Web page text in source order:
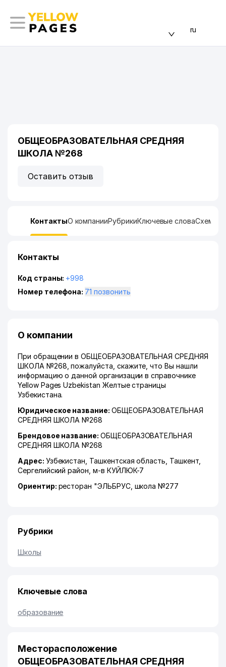
ru
ОБЩЕОБРАЗОВАТЕЛЬНАЯ СРЕДНЯЯ
ШКОЛА №268
Оставить отзыв
КонтактыО компанииРубрикиКлючевые словаСхема
Контакты
Код страны: +998
Номер телефона:
71 позвонить
О компании
При обращении в ОБЩЕОБРАЗОВАТЕЛЬНАЯ СРЕДНЯЯ
ШКОЛА №268, пожалуйста, скажите, что Вы нашли
информацию о данной организации в справочнике
Yellow Pages Uzbekistan Желтые страницы
Узбекистана.
Юридическое название: ОБЩЕОБРАЗОВАТЕЛЬНАЯ
СРЕДНЯЯ ШКОЛА №268
Брендовое название: ОБЩЕОБРАЗОВАТЕЛЬНАЯ
СРЕДНЯЯ ШКОЛА №268
Адрес: Узбекистан, Ташкентская область Ташкент,
Сергелийский район ,м-в КУЙЛЮК-7
Ориентир: ресторан "ЭЛЬБРУС, школа №277
Рубрики
Школы
Ключевые слова
образование
Месторасположение
ОБЩЕОБРАЗОВАТЕЛЬНАЯ СРЕДНЯЯ